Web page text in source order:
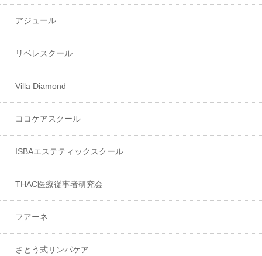
アジュール
リベレスクール
Villa Diamond
ココケアスクール
ISBAエステティックスクール
THAC医療従事者研究会
フアーネ
さとう式リンパケア